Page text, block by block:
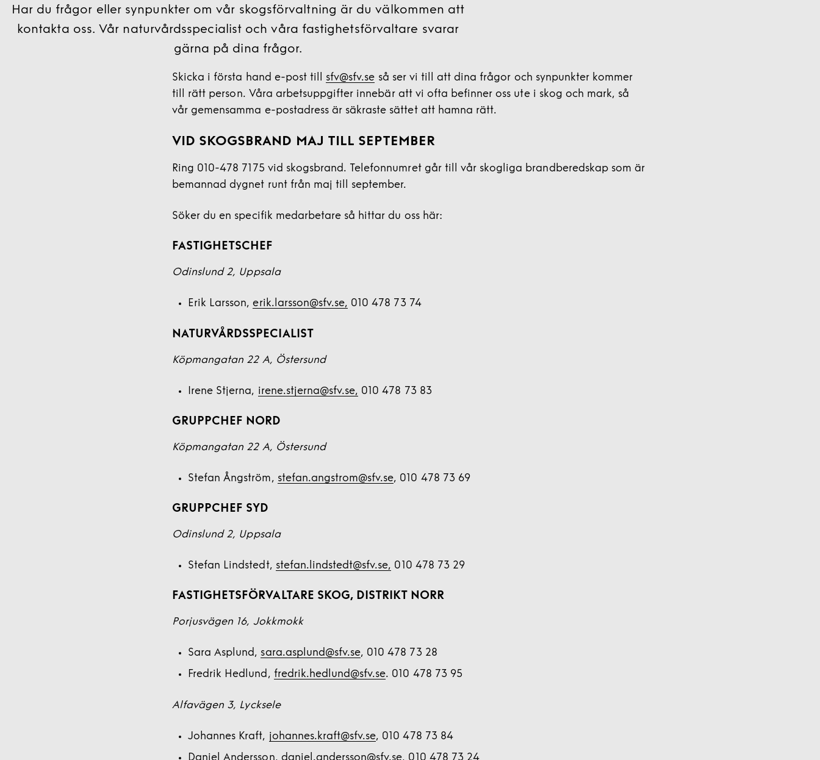
Har du frågor eller synpunkter om vår skogsförvaltning är du välkommen att
kontakta oss. Vår naturvårdsspecialist och våra fastighetsförvaltare svarar
gärna på dina frågor.
Skicka i första hand e-post till sfv@sfv.se så ser vi till att dina frågor och synpunkter kommer
till rätt person. Våra arbetsuppgifter innebär att vi ofta befinner oss ute i skog och mark, så
vår gemensamma e-postadress är säkraste sättet att hamna rätt.
VID SKOGSBRAND MAJ TILL SEPTEMBER
Ring 010-478 7175 vid skogsbrand. Telefonnumret går till vår skogliga brandberedskap som är
bemannad dygnet runt från maj till september.
Söker du en specifik medarbetare så hittar du oss här:
FASTIGHETSCHEF
Odinslund 2, Uppsala
Erik Larsson,erik.larsson@sfv.se, 010 478 73 74
NATURVÅRDSSPECIALIST
Köpmangatan 22 A, Östersund
Irene Stjerna, irene.stjerna@sfv.se, 010 478 73 83
GRUPPCHEF NORD
Köpmangatan 22 A, Östersund
Stefan Ångström, stefan.angstrom@sfv.se, 010 478 73 69
GRUPPCHEF SYD
Odinslund 2, Uppsala
Stefan Lindstedt, stefan.lindstedt@sfv.se, 010 478 73 29
FASTIGHETSFÖRVALTARE SKOG, DISTRIKT NORR
Porjusvägen 16, Jokkmokk
Sara Asplund, sara.asplund@sfv.se, 010 478 73 28
Fredrik Hedlund, fredrik.hedlund@sfv.se. 010 478 73 95
Alfavägen 3, Lycksele
Johannes Kraft, johannes.kraft@sfv.se, 010 478 73 84